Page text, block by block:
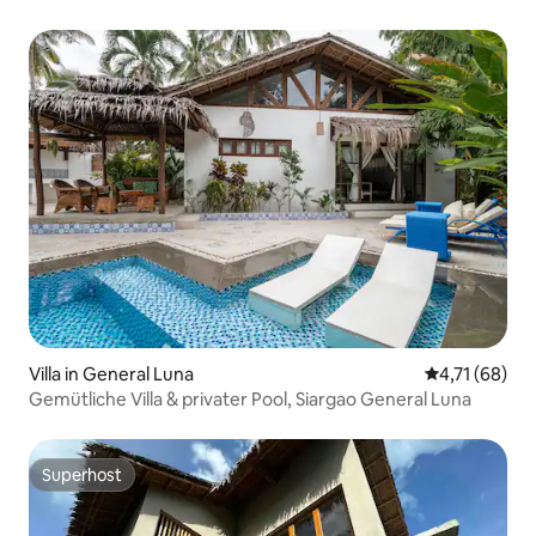
Villa in General Luna
4,71 (68)
Gemütliche Villa & privater Pool, Siargao General Luna
Superhost
Superhost